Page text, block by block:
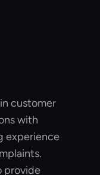
customer
with
experience
provide